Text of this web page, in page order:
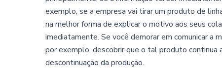
exemplo, se a empresa vai tirar um produto de
na melhor forma de explicar o motivo aos seus
imediatamente. Se você demorar em comunicar
por exemplo, descobrir que o tal produto continua
descontinuação da produção.